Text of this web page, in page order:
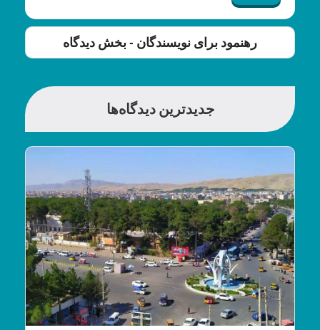
رهنمود برای نویسندگان - بخش دیدگاه
جدیدترین دیدگاه‌ها